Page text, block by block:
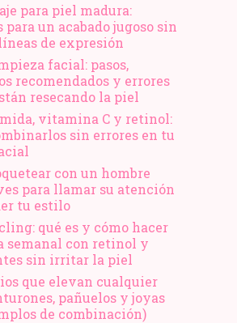
para piel madura:
para un acabado jugoso sin
de expresión
facial: pasos,
recomendados y errores
resecando la piel
vitamina C y retinol:
sin errores en tu
con un hombre
para llamar su atención
tu estilo
qué es y cómo hacer
semanal con retinol y
sin irritar la piel
que elevan cualquier
pañuelos y joyas
de combinación)